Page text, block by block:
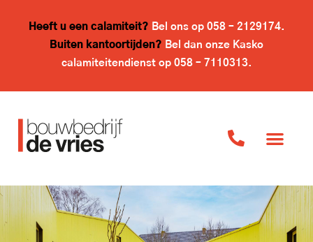
Heeft u een calamiteit? Bel ons op 058 – 2129174.
Buiten kantoortijden? Bel dan onze Kasko
calamiteitendienst op 058 – 7110313.